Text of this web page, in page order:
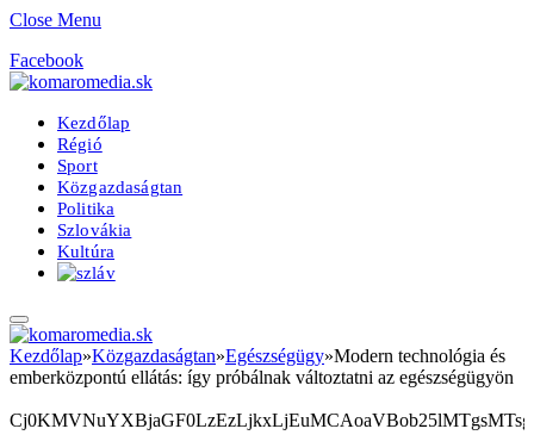
Close Menu
Facebook
Kezdőlap
Régió
Sport
Közgazdaságtan
Politika
Szlovákia
Kultúra
Kezdőlap»Közgazdaságtan»Egészségügy»Modern technológia és
emberközpontú ellátás: így próbálnak változtatni az egészségügyön